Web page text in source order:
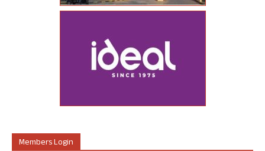
Members Login